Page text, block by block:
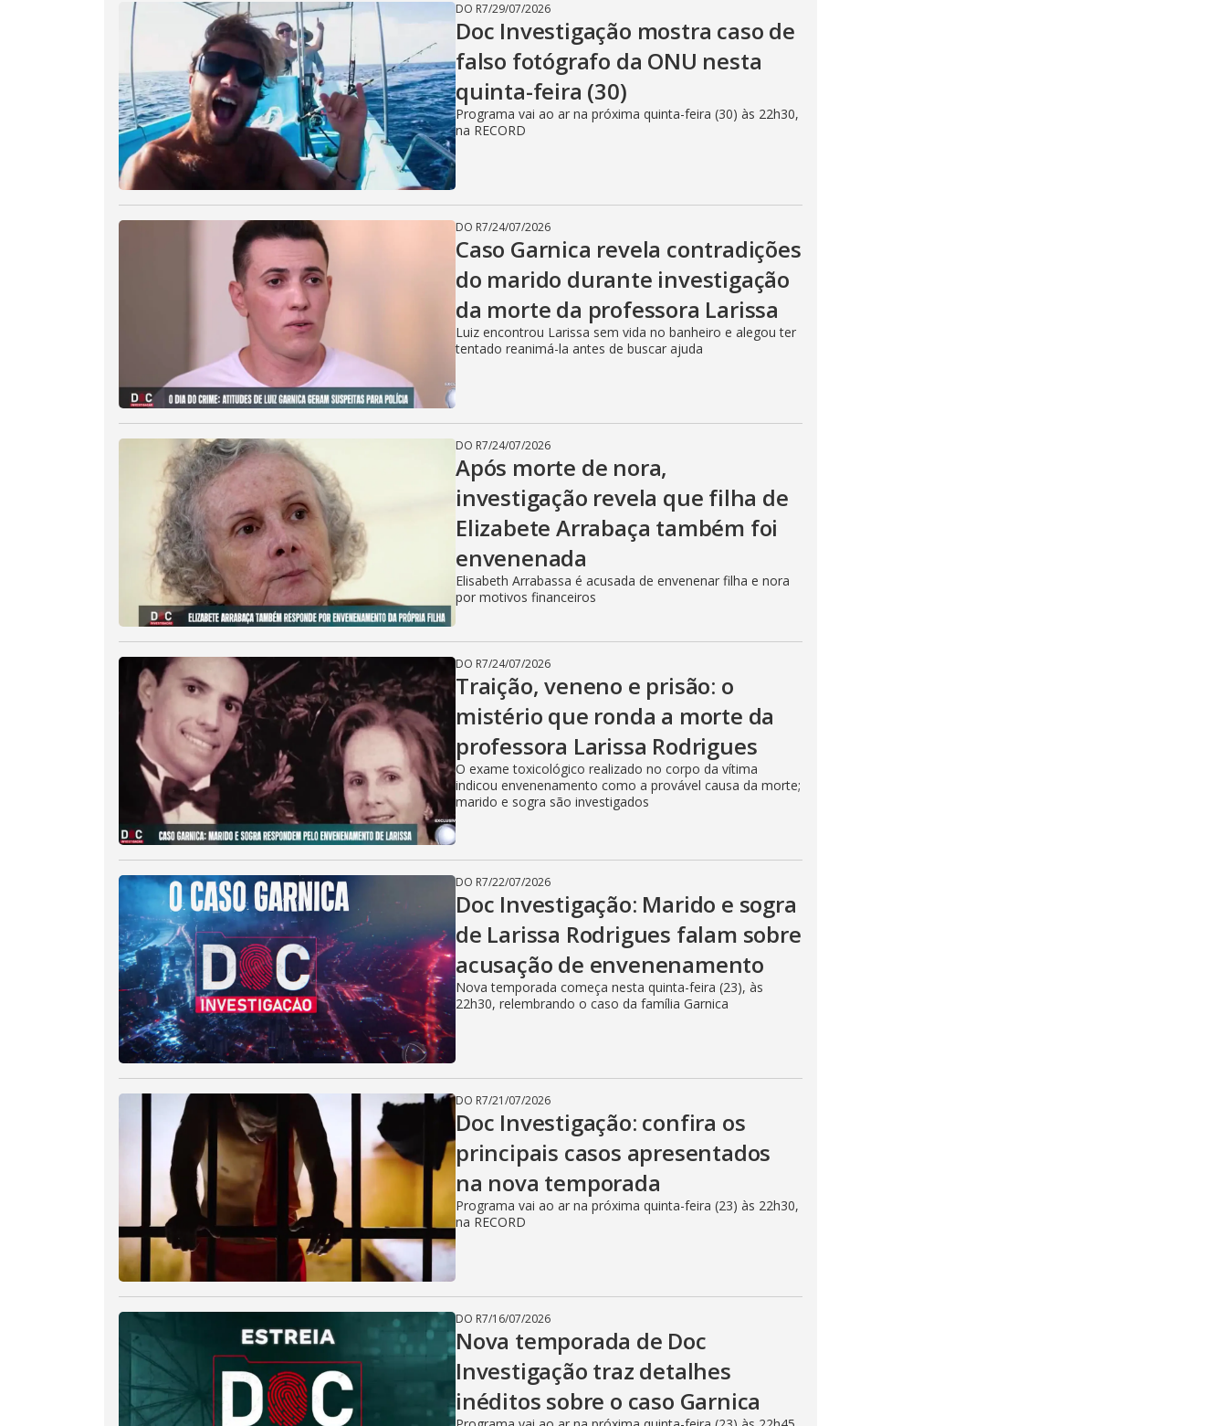
DO R7/29/07/2026
Doc Investigação mostra caso de
falso fotógrafo da ONU nesta
quinta-feira (30)
Programa vai ao ar na próxima quinta-feira (30) às 22h30,
na RECORD
DO R7/24/07/2026
Caso Garnica revela contradições
do marido durante investigação
da morte da professora Larissa
Luiz encontrou Larissa sem vida no banheiro e alegou ter
tentado reanimá-la antes de buscar ajuda
DO R7/24/07/2026
Após morte de nora,
investigação revela que filha de
Elizabete Arrabaça também foi
envenenada
Elisabeth Arrabassa é acusada de envenenar filha e nora
por motivos financeiros
DO R7/24/07/2026
Traição, veneno e prisão: o
mistério que ronda a morte da
professora Larissa Rodrigues
O exame toxicológico realizado no corpo da vítima
indicou envenenamento como a provável causa da morte;
marido e sogra são investigados
DO R7/22/07/2026
Doc Investigação: Marido e sogra
de Larissa Rodrigues falam sobre
acusação de envenenamento
Nova temporada começa nesta quinta-feira (23), às
22h30, relembrando o caso da família Garnica
DO R7/21/07/2026
Doc Investigação: confira os
principais casos apresentados
na nova temporada
Programa vai ao ar na próxima quinta-feira (23) às 22h30,
na RECORD
DO R7/16/07/2026
Nova temporada de Doc
Investigação traz detalhes
inéditos sobre o caso Garnica